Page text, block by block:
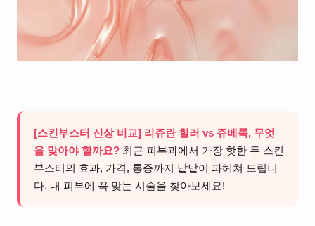
[스킨부스터 신상 비교] 리쥬란 힐러 vs 쥬베룩, 무엇
을 맞아야 할까요? 최근 피부과에서 가장 핫한 두 스킨
부스터의 효과, 가격, 통증까지 낱낱이 파헤쳐 드립니
다. 내 피부에 꼭 맞는 시술을 찾아보세요!